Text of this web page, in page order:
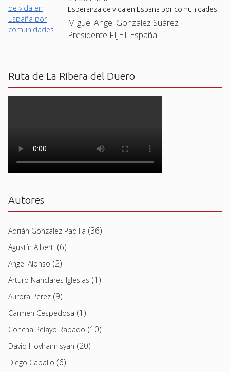
Esperanza de vida en España por comunidades
Miguel Angel Gonzalez Suárez ·
Presidente FIJET España
Ruta de La Ribera del Duero
Autores
Adrián González Padilla (36)
Agustín Alberti (6)
Angel Alonso (2)
Arturo Nanclares Iglesias (1)
Aurora Pérez (9)
Carmen Cespedosa (1)
Concha Pelayo Rapado (10)
David Hovhannisyan (20)
Diego Caballo (6)